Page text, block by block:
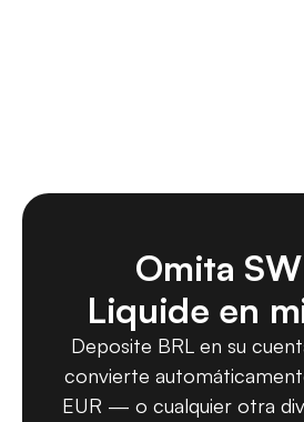
Omita
Liquide en
Deposite BRL en su
convierte
EUR — o cualquier otra